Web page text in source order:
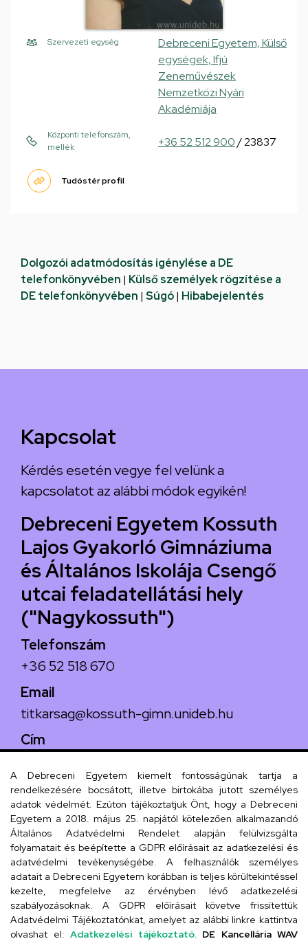
Szervezeti egység
Debreceni Egyetem, Külső
egységek, Ifjú
Zeneművészek
Nemzetközi Nyári
Akadémiája
Központi telefonszám,
mellék
+36 52 512 900/ 23837
Tudóstér profil
Dolgozói adatmódosítás igénylése a DE
telefonkönyvében | Külső személyek rögzítése a
DE telefonkönyvében | Súgó| Hibabejelentés
Kapcsolat
Kérdés esetén vegye fel velünk a
kapcsolatot az alábbi módok egyikén!
Debreceni Egyetem Kossuth
Lajos Gyakorló Gimnáziuma
és Általános Iskolája Csengő
utcai feladatellátási hely
("Nagykossuth")
Telefonszám
+36 52 518 670
Email
titkarsag@kossuth-gimn.unideb.hu
Cím
Szervezeti telefonkönyv
UD telefonkönyv
A Debreceni Egyetem kiemelt fontosságúnak tartja a
rendelkezésére bocsátott, illetve birtokába jutott személyes
adatok védelmét. Ezúton tájékoztatjuk Önt, hogy a Debreceni
Egyetem a 2018. május 25. napjától kötelezően alkalmazandó
Általános Adatvédelmi Rendelet alapján felülvizsgálta
folyamatait és beépítette a GDPR előírásait az adatkezelési és
adatvédelmi tevékenységébe. A felhasználók személyes
adatait a Debreceni Egyetem korábban is teljes körültekintéssel
kezelte, megfelelve az érvényben lévő adatkezelési
szabályozásoknak. A GDPR előírásait követve frissítettük
Adatvédelmi Tájékoztatónkat, amelyet az alábbi linkre kattintva
olvashat el: Adatkezelési tájékoztató. DE Kancellária WAV